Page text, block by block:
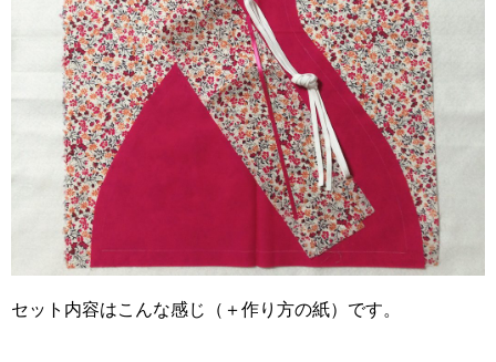
セット内容はこんな感じ（＋作り方の紙）です。